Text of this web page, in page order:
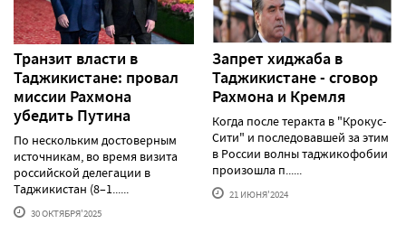
Транзит власти в
Таджикистане: провал
миссии Рахмона
убедить Путина
По нескольким достоверным
источникам, во время визита
российской делегации в
Таджикистан (8–1......
30 ОКТЯБРЯ'2025
Запрет хиджаба в
Таджикистане - сговор
Рахмона и Кремля
Когда после теракта в "Крокус-
Сити" и последовавшей за этим
в России волны таджикофобии
произошла п......
21 ИЮНЯ'2024